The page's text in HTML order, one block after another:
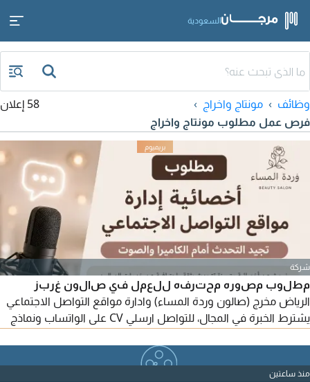
السعودية
وظائف
مونتاج واخراج
فرص عمل مطلوب مونتاج واخراج
58 إعلان
شركة
مطلوب مصوره محترفه للعمل في صالون غربز
الرياض مخرج (صالون وردة المساء) وادارة مواقع التواصل الاجتماعي
يشترط الخبرة في المجال، للتواصل ارسلي CV على الواتساب ونماذج
منذ ساعتين